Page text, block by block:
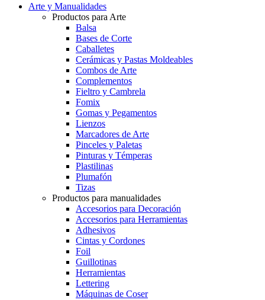
Arte y Manualidades
Productos para Arte
Balsa
Bases de Corte
Caballetes
Cerámicas y Pastas Moldeables
Combos de Arte
Complementos
Fieltro y Cambrela
Fomix
Gomas y Pegamentos
Lienzos
Marcadores de Arte
Pinceles y Paletas
Pinturas y Témperas
Plastilinas
Plumafón
Tizas
Productos para manualidades
Accesorios para Decoración
Accesorios para Herramientas
Adhesivos
Cintas y Cordones
Foil
Guillotinas
Herramientas
Lettering
Máquinas de Coser